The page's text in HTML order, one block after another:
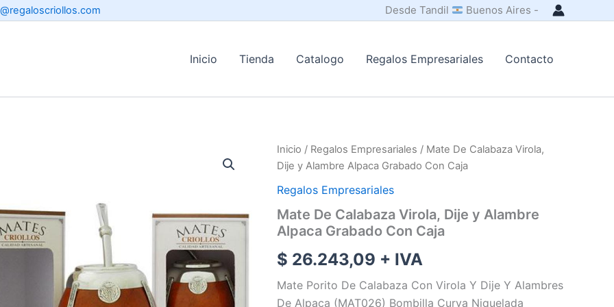
Desde Tandil Buenos Aires -
Inicio Tienda Catalogo Regalos Empresariales Contacto
Inicio / Regalos Empresariales / Mate De Calabaza Virola,
Dije y Alambre Alpaca Grabado Con Caja
Regalos Empresariales
Mate De Calabaza Virola, Dije y Alambre
Alpaca Grabado Con Caja
$ 26.243,09 + IVA
Mate Porito De Calabaza Con Virola Y Dije Y Alambres
De Alpaca (MAT026) Bombilla Curva Niquelada